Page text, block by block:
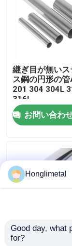
動画
工場旅行
品質管理
私達に連絡し
ニュース
ステンレス鋼
継ぎ目が無いス
ス鋼の円形の
201 304 304L
316L
お問い合わ
継ぎ目が無い
Honglimetal
Good day, what
for?